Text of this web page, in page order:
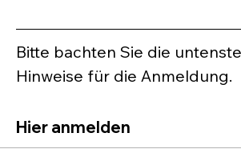
Bitte bachten Sie die
Hinweise für die Anmeldung.
Hier anmelden